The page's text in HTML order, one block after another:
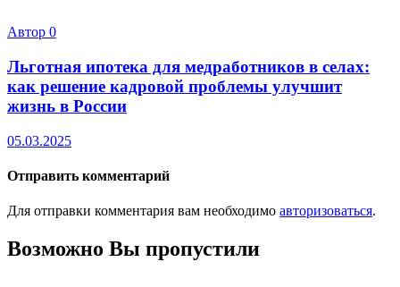
Автор 0
Льготная ипотека для медработников в селах:
как решение кадровой проблемы улучшит
жизнь в России
05.03.2025
Отправить комментарий
Для отправки комментария вам необходимо авторизоваться.
Возможно Вы пропустили